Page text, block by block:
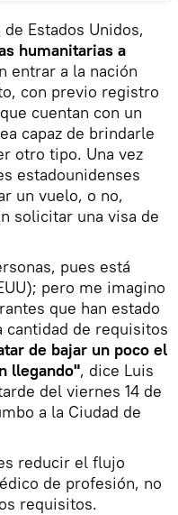
Estados Unidos,
humanitarias a
entrar a la nación
con previo registro
cuentan con un
capaz de brindarle
otro tipo. Una vez
estadounidenses
un vuelo, o no,
solicitar una visa de
pues está
pero me imagino
que han estado
cantidad de requisitos
de bajar un poco el
llegando", dice Luis
del viernes 14 de
a la Ciudad de
reducir el flujo
de profesión, no
requisitos.